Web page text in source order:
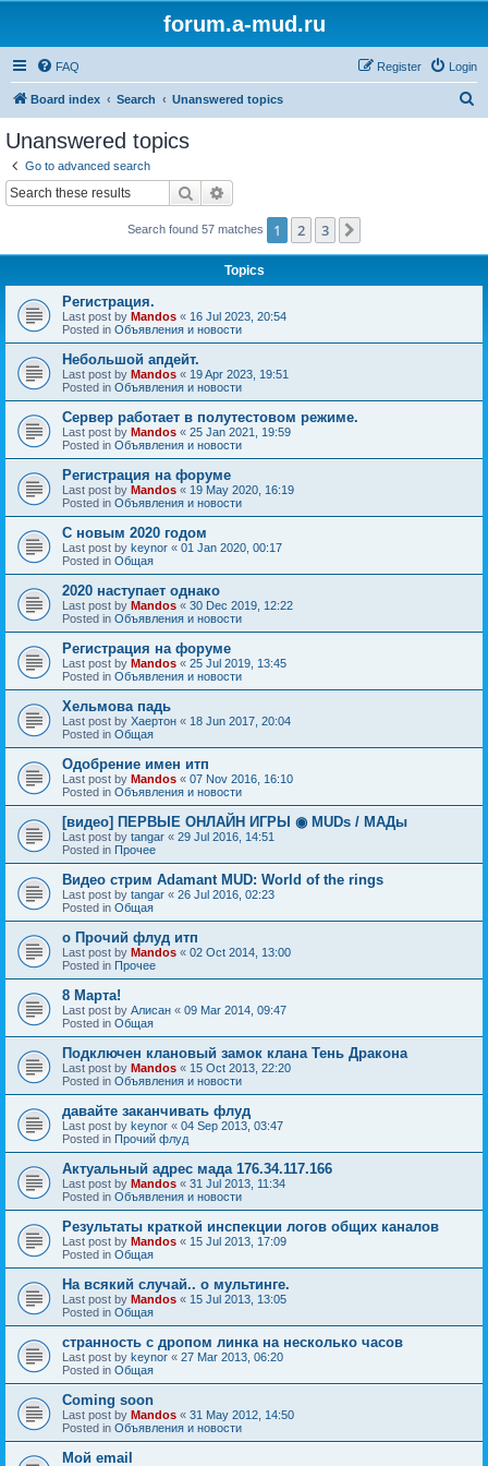
forum.a-mud.ru
FAQ Login
Register
Board index Search Unanswered topics
Unanswered topics
Go to advanced search
Search
Search found 57 matches 1 2 3
Topics
Регистрация.
Last post by Mandos « 16 Jul 2023, 20:54
Posted in Объявления и новости
Небольшой апдейт.
Last post by Mandos « 19 Apr 2023, 19:51
Posted in Объявления и новости
Сервер работает в полутестовом режиме.
Last post by Mandos « 25 Jan 2021, 19:59
Posted in Объявления и новости
Регистрация на форуме
Last post by Mandos « 19 May 2020, 16:19
Posted in Объявления и новости
С новым 2020 годом
Last post by keynor « 01 Jan 2020, 00:17
Posted in Общая
2020 наступает однако
Last post by Mandos « 30 Dec 2019, 12:22
Posted in Объявления и новости
Регистрация на форуме
Last post by Mandos « 25 Jul 2019, 13:45
Posted in Объявления и новости
Хельмова падь
Last post by Хаертон « 18 Jun 2017, 20:04
Posted in Общая
Одобрение имен итп
Last post by Mandos « 07 Nov 2016, 16:10
Posted in Объявления и новости
[видео] ПЕРВЫЕ ОНЛАЙН ИГРЫ ◉ MUDs / МАДы
Last post by tangar « 29 Jul 2016, 14:51
Posted in Прочее
Видео стрим Adamant MUD: World of the rings
Last post by tangar « 26 Jul 2016, 02:23
Posted in Общая
о Прочий флуд итп
Last post by Mandos « 02 Oct 2014, 13:00
Posted in Прочее
8 Марта!
Last post by Алисан « 09 Mar 2014, 09:47
Posted in Общая
Подключен клановый замок клана Тень Дракона
Last post by Mandos « 15 Oct 2013, 22:20
Posted in Объявления и новости
давайте заканчивать флуд
Last post by keynor « 04 Sep 2013, 03:47
Posted in Прочий флуд
Актуальный адрес мада 176.34.117.166
Last post by Mandos « 31 Jul 2013, 11:34
Posted in Объявления и новости
Результаты краткой инспекции логов общих каналов
Last post by Mandos « 15 Jul 2013, 17:09
Posted in Общая
На всякий случай.. о мультинге.
Last post by Mandos « 15 Jul 2013, 13:05
Posted in Общая
странность с дропом линка на несколько часов
Last post by keynor « 27 Mar 2013, 06:20
Posted in Общая
Coming soon
Last post by Mandos « 31 May 2012, 14:50
Posted in Объявления и новости
Мой email